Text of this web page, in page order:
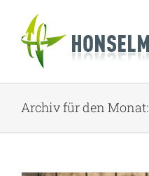
springen
Archiv für den Monat: